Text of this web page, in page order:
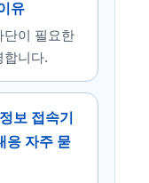
유
단이 필요한
합니다.
보 접속기
응 자주 묻